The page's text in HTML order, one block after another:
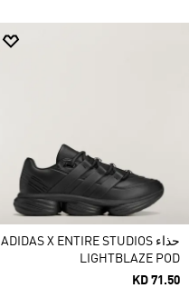
حذاء ADIDAS X ENTIRE STUDIOS
LIGHTBLAZE POD
KD 71.50